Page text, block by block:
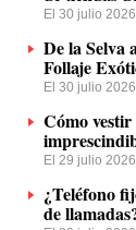
El 30 julio
De la Selva
Follaje
El 30 julio
Cómo vestir
El 29 julio
¿Teléfono
de